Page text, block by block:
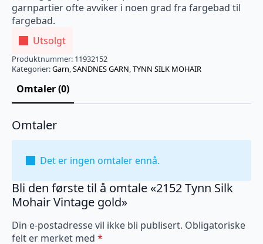
garnpartier ofte avviker i noen grad fra fargebad til
fargebad.
Utsolgt
Produktnummer: 11932152
Kategorier:Garn,SANDNES GARN,TYNN SILK MOHAIR
Omtaler (0)
Omtaler
Det er ingen omtaler ennå.
Bli den første til å omtale «2152 Tynn Silk
Mohair Vintage gold»
Din e-postadresse vil ikke bli publisert. Obligatoriske
felt er merket med *